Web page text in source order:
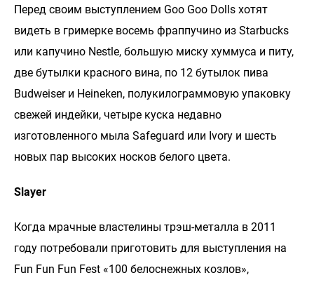
Перед своим выступлением Goo Goo Dolls хотят
видеть в гримерке восемь фраппучино из Starbucks
или капучино Nestle, большую миску хуммуса и питу,
две бутылки красного вина, по 12 бутылок пива
Budweiser и Heineken, полукилограммовую упаковку
свежей индейки, четыре куска недавно
изготовленного мыла Safeguard или Ivory и шесть
новых пар высоких носков белого цвета.
Slayer
Когда мрачные властелины трэш-металла в 2011
году потребовали приготовить для выступления на
Fun Fun Fun Fest «100 белоснежных козлов»,